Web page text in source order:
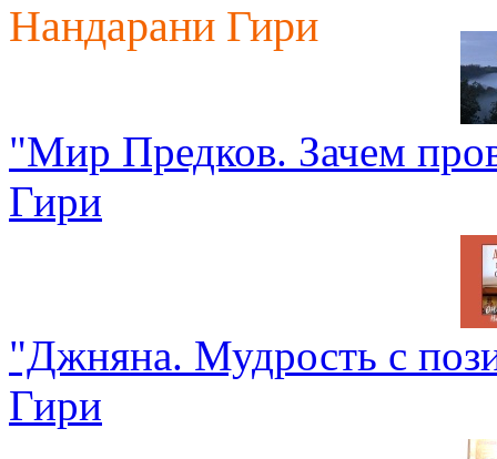
Нандарани Гири
"Мир Предков. Зачем
Гири
"Джняна. Мудрость с
Гири